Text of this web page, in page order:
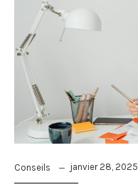
Conseils janvier 28, 2025